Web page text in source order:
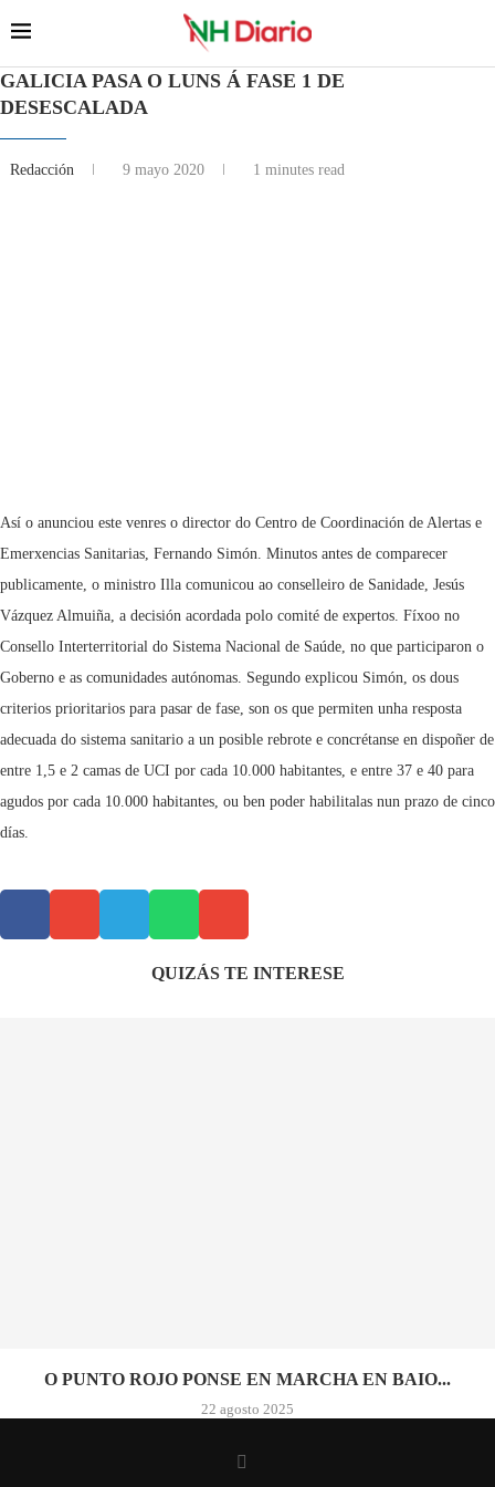
GALICIA PASA O LUNS Á FASE 1 DE
DESESCALADA
Redacción 9 mayo 2020 1 minutes read
Así o anunciou este venres o director do Centro de Coordinación de Alertas e
Emerxencias Sanitarias, Fernando Simón. Minutos antes de comparecer
publicamente, o ministro Illa comunicou ao conselleiro de Sanidade, Jesús
Vázquez Almuiña, a decisión acordada polo comité de expertos. Fíxoo no
Consello Interterritorial do Sistema Nacional de Saúde, no que participaron o
Goberno e as comunidades autónomas. Segundo explicou Simón, os dous
criterios prioritarios para pasar de fase, son os que permiten unha resposta
adecuada do sistema sanitario a un posible rebrote e concrétanse en dispoñer de
entre 1,5 e 2 camas de UCI por cada 10.000 habitantes, e entre 37 e 40 para
agudos por cada 10.000 habitantes, ou ben poder habilitalas nun prazo de cinco
días.
QUIZÁS TE INTERESE
O PUNTO ROJO PONSE EN MARCHA EN BAIO...
22 agosto 2025